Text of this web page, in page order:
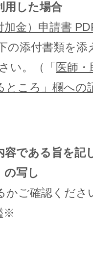
した場合
金）申請書
の添付書類を添
い。（「 医師
ところ」欄への
容である旨を記
の写し
かご確認くださ
※